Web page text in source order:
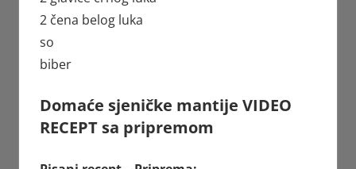
2 čena belog luka
so
biber
Domaće sjeničke mantije VIDEO
RECEPT sa pripremom